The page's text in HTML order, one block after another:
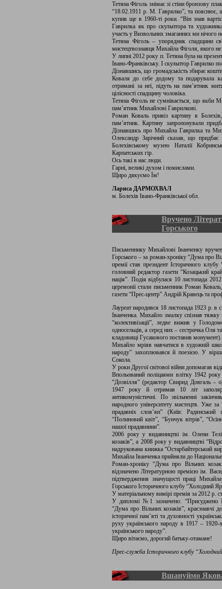
Тетяна Фіголь знімає зі стіни бронзову
“18.02.1911 р. М. Гаврилко”, та пояснює,
купив ще в 1960-ті роки. “Він знав
Гаврилка як про скульптора та
участь у Визвольних змаганнях ми нічого
Тетяна Фіголь – упорядник спадщини
мистецтвознавця Михайла Фіголя, якого
У липні 2012 року п. Тетяна була на
Івано-Франківську. І скульптор Гаврилко
Дізнавшись, що громадськість збирає
Коваля до себе додому та подарувала
отримані за неї, підуть на пам’ятник
цілісності спадщину чоловіка.
Тетяна Фіголь не сумнівається, що якби
пам’ятник Михайлові Гаврилкові.
Роман Коваль привіз картину в
пам’ятник. Картину запропонували
Дізнавшись про Михайла Гаврилка та
Олександр Зарічний сказав, що
Болехівському музею Наталії
Карпатських гір.
Ось такі в нас люди.
Гарні, великі духом і помислами.
Щиро дякуємо Їм!
Лариса ДАРМОХВАЛ
м. Болехів Івано-Франківської обл.
Вручено
Горського
Письменнику Михайлові Іванченку
Горського – за роман-хроніку “Дума про
премії став президент Історичного
головний редактор газети “Козацький
нація”. Подія відбулася 10 листопада
церемонії стали письменник Роман
газети “Прес-центр” Андрій Кравець та
Лауреат народився 18 листопада 1923 р. в
Іванченка. Михайло змалку спізнав тяжку
“колективізації”, ледве вижив у
односельців, а серед них – сестричка Оля
кладовищі Гусакового поставив монумент).
Михайло мріяв навчатися в художній
народу” захоплювався й поезією. У
Сокола.
У роки Другої світової війни допомагав
Впольований поліцаями влітку 1942
“Дозвілля” (редактор Свирид Довгаль –
1947 року й отримав 10 літ
антикомуністичні. По звільненні
народного університету мистецтв. Уже
прадавніх слов’ян” (Київ:
“Полиновий квіт”, “Бунчук вітрів”,
нашої прадавнини”.
2006 року у видавництві ім. Олени
козаків”, а 2008 року у видавництві
надрукована книжка “Остарбайтерський
Михайла Іванченка прийняли до
Роман-хроніку “Дума про Вільних
відзначено Літературною премією ім.
підтвердження значущості праці
Горського Історичного клубу “Холодний
У матеріальному вимірі премія за 2012 р.
У дипломі №1 зазначено: “Присуджено
“Дума про Вільних козаків”, краєзнавчі
історичної пам’яті та духовності
руху українського народу в 1917 – 1920-
українського народу”.
Щиро вітаємо, дорогий батьку-отамане!
Прес-служба Історичного клубу
Вшануймо